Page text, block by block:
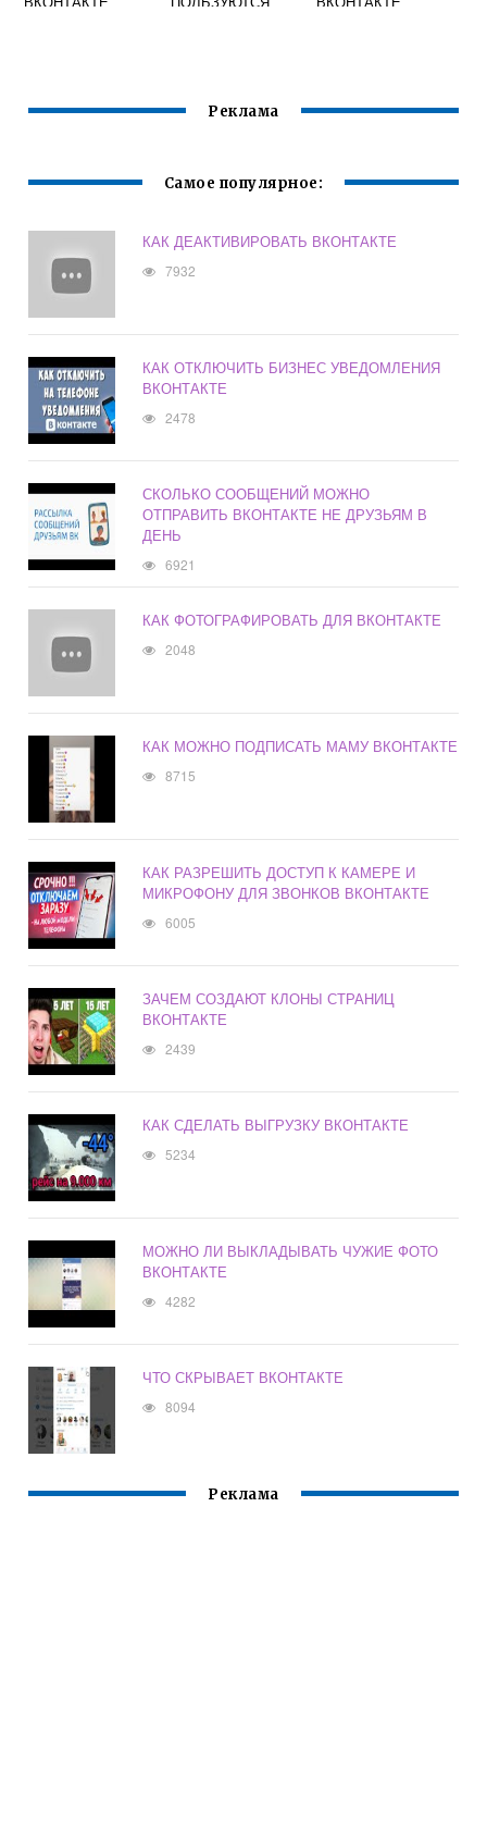
Реклама
Самое популярное:
КАК ДЕАКТИВИРОВАТЬ ВКОНТАКТЕ
7932
КАК ОТКЛЮЧИТЬ БИЗНЕС УВЕДОМЛЕНИЯ
ВКОНТАКТЕ
2478
СКОЛЬКО СООБЩЕНИЙ МОЖНО
ОТПРАВИТЬ ВКОНТАКТЕ НЕ ДРУЗЬЯМ В
ДЕНЬ
6921
КАК ФОТОГРАФИРОВАТЬ ДЛЯ ВКОНТАКТЕ
2048
КАК МОЖНО ПОДПИСАТЬ МАМУ ВКОНТАКТЕ
8715
КАК РАЗРЕШИТЬ ДОСТУП К КАМЕРЕ И
МИКРОФОНУ ДЛЯ ЗВОНКОВ ВКОНТАКТЕ
6005
ЗАЧЕМ СОЗДАЮТ КЛОНЫ СТРАНИЦ
ВКОНТАКТЕ
2439
КАК СДЕЛАТЬ ВЫГРУЗКУ ВКОНТАКТЕ
5234
МОЖНО ЛИ ВЫКЛАДЫВАТЬ ЧУЖИЕ ФОТО
ВКОНТАКТЕ
4282
ЧТО СКРЫВАЕТ ВКОНТАКТЕ
8094
Реклама